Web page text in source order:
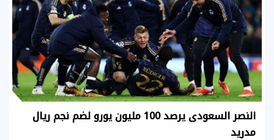
النصر السعودى يرصد 100 مليون يورو لضم نجم ريال
مدريد